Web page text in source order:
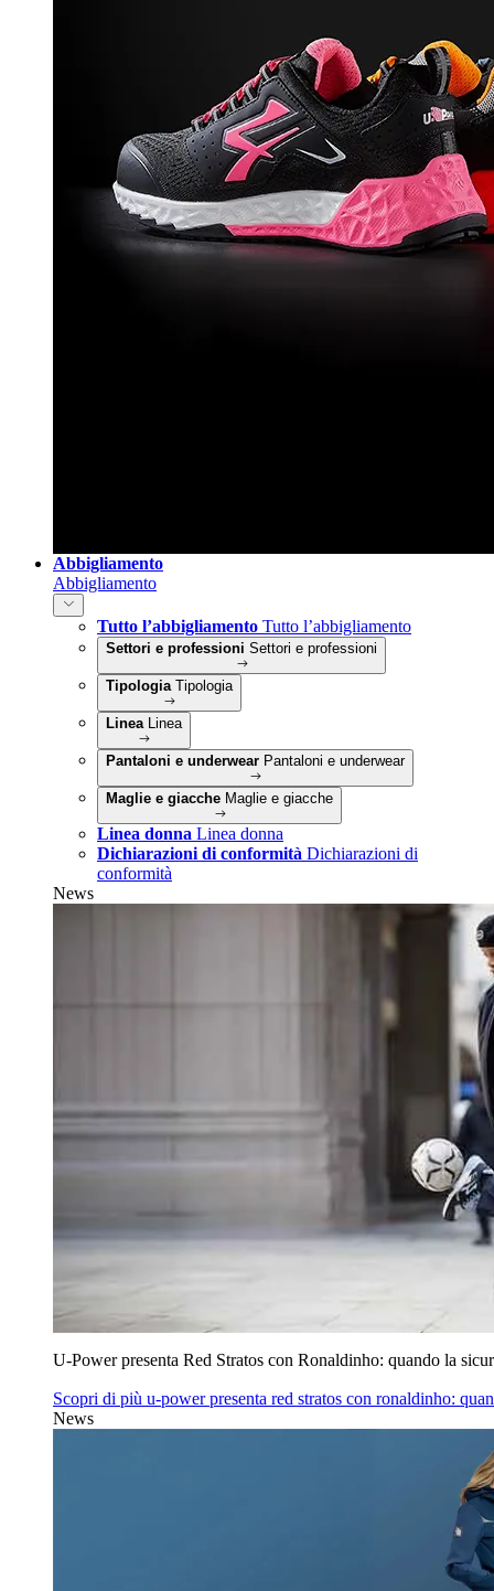
Abbigliamento
Abbigliamento
Tutto l’abbigliamento Tutto l’abbigliamento
Settori e professioni Settori e professioni
Tipologia Tipologia
Linea Linea
Pantaloni e underwear Pantaloni e underwear
Maglie e giacche Maglie e giacche
Linea donna Linea donna
Dichiarazioni di conformità Dichiarazioni di
conformità
News
U‑Power presenta Red Stratos con Ronaldinho: quando la
Scopri di più u‑power presenta red stratos con ronaldinho:
News